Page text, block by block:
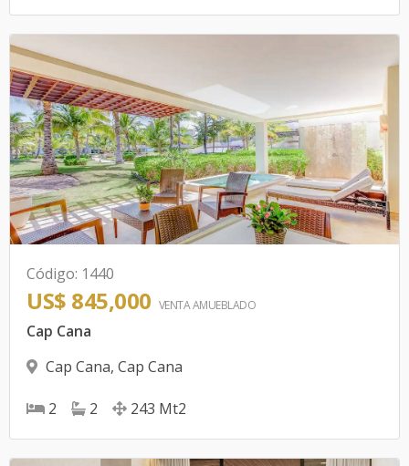
Código: 1440
US$ 845,000 VENTA AMUEBLADO
Cap Cana
Cap Cana, Cap Cana
2 2 243 Mt2